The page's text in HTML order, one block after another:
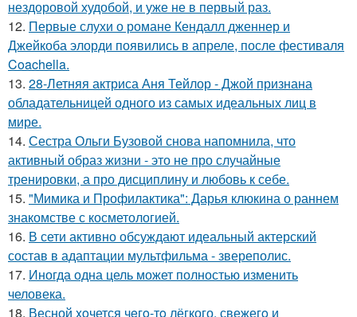
нездоровой худобой, и уже не в первый раз.
12. Первые слухи о романе Кендалл дженнер и
Джейкоба элорди появились в апреле, после фестиваля
Coachella.
13. 28-Летняя актриса Аня Тейлор - Джой признана
обладательницей одного из самых идеальных лиц в
мире.
14. Сестра Ольги Бузовой снова напомнила, что
активный образ жизни - это не про случайные
тренировки, а про дисциплину и любовь к себе.
15. "Мимика и Профилактика": Дарья клюкина о раннем
знакомстве с косметологией.
16. В сети активно обсуждают идеальный актерский
состав в адаптации мультфильма - звереполис.
17. Иногда одна цель может полностью изменить
человека.
18. Весной xoчется чeгo-тo лёгкого, свежегo и